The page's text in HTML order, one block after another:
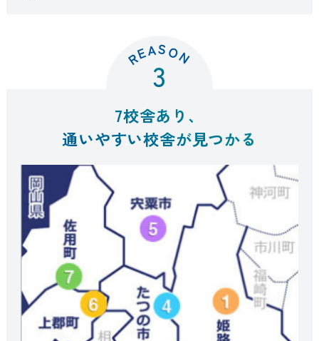
REASON
3
7校舎あり、
通いやすい校舎が見つかる